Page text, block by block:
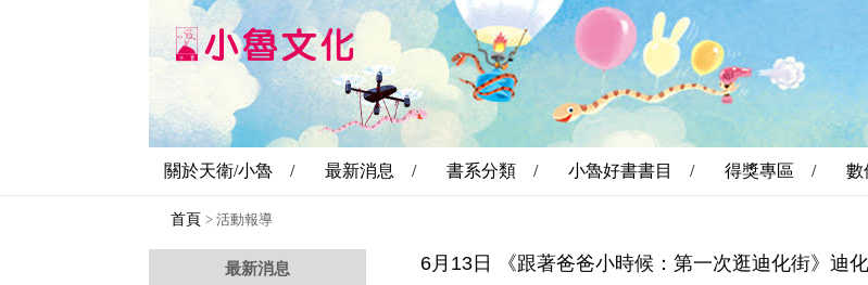
關於天衛/小魯 / 最新消息 / 書系分類 / 小魯好書書目 / 得獎專區 /
首頁 > 活動報導
最新消息 6月13日 《跟著爸爸小時候：第一次逛迪化街》迪